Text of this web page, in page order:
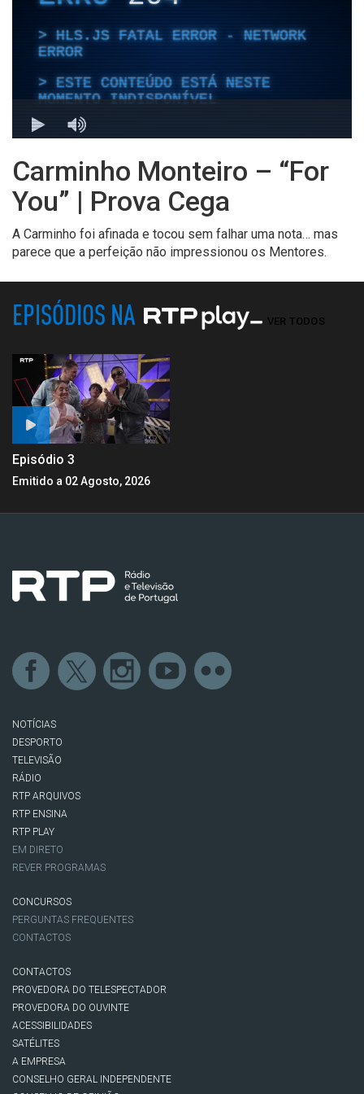
Carminho Monteiro – “For
You” | Prova Cega
A Carminho foi afinada e tocou sem falhar uma nota… mas
parece que a perfeição não impressionou os Mentores.
EPISÓDIOS NA VER TODOS
Episódio 3
Emitido a 02 Agosto, 2026
NOTÍCIAS
DESPORTO
TELEVISÃO
RÁDIO
RTP ARQUIVOS
RTP ENSINA
RTP PLAY
EM DIRETO
REVER PROGRAMAS
CONCURSOS
PERGUNTAS FREQUENTES
CONTACTOS
CONTACTOS
PROVEDORA DO TELESPECTADOR
PROVEDORA DO OUVINTE
ACESSIBILIDADES
SATÉLITES
A EMPRESA
CONSELHO GERAL INDEPENDENTE